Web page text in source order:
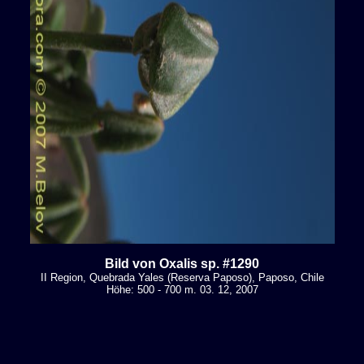
Bild von Oxalis sp. #1290
II Region, Quebrada Yales (Reserva Paposo), Paposo, Chile
Höhe: 500 - 700 m. 03. 12, 2007